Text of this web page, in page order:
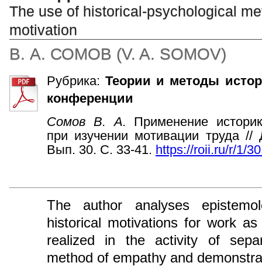
The use of historical-psychological
motivation
В. А. СОМОВ (V. A. SOMOV)
Рубрика:Теории и методы
конференции
Сомов В. А. Применение
при изучении мотивации труда
Вып. 30. С. 33-41. https://roii.ru/r/1/
The author analyses
historical motivations for work
realized in the activity of
method of empathy and